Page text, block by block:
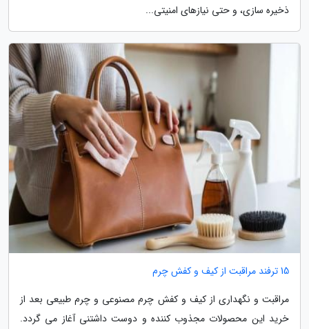
ذخیره سازی، و حتی نیازهای امنیتی...
15 ترفند مراقبت از کیف و کفش چرم
مراقبت و نگهداری از کیف و کفش چرم مصنوعی و چرم طبیعی بعد از
خرید این محصولات مجذوب کننده و دوست داشتنی آغاز می گردد.